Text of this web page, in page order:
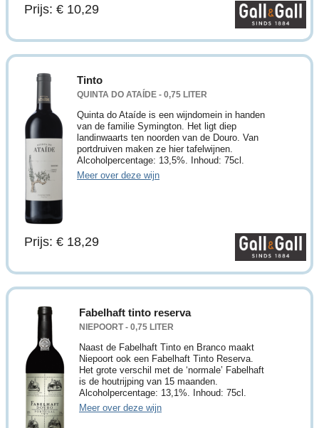
Prijs: € 10,29
Tinto
QUINTA DO ATAÍDE - 0,75 LITER
Quinta do Ataíde is een wijndomein in handen
van de familie Symington. Het ligt diep
landinwaarts ten noorden van de Douro. Van
portdruiven maken ze hier tafelwijnen.
Alcoholpercentage: 13,5%. Inhoud: 75cl.
Meer over deze wijn
Prijs: € 18,29
Fabelhaft tinto reserva
NIEPOORT - 0,75 LITER
Naast de Fabelhaft Tinto en Branco maakt
Niepoort ook een Fabelhaft Tinto Reserva.
Het grote verschil met de ‘normale’ Fabelhaft
is de houtrijping van 15 maanden.
Alcoholpercentage: 13,1%. Inhoud: 75cl.
Meer over deze wijn